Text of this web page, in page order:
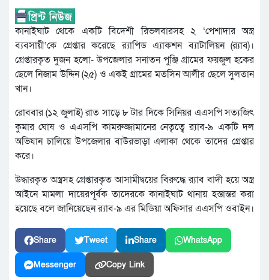
কানাইঘাট থেকে একটি বিদেশী রিভলবারসহ ২ ‘পেশাদার অস্ত্র
ব্যবসায়ী’কে গ্রেপ্তার করেছে র‌্যাপিড এ্যাকশন ব্যাটালিয়ন (র‍্যাব)।
গ্রেপ্তারকৃত দুজন হলো- উপজেলার সনাতন পুঞ্জি গ্রামের ফয়জুল হকের
ছেলে নিজাম উদ্দিন (২৫) ও একই গ্রামের মতসিন আলীর ছেলে সুলতান
খান।
রোববার (১২ জুলাই) রাত সাড়ে ৮ টার দিকে সিনিয়র এএসপি সত্যজিৎ
কুমার ঘোষ ও এএসপি কামরুজ্জামানের নেতৃত্বে র‍্যাব-৯ একটি দল
অভিযান চালিয়ে উপজেলার বাউরভাড়া এলাকা থেকে তাদের গ্রেপ্তার
করে।
উদ্ধারকৃত অস্ত্রসহ গ্রেপ্তারকৃত আসামীদ্বয়ের বিরুদ্ধে র‌্যাব বাদী হয়ে অস্ত্র
আইনে মামলা দায়েরপূর্বক তাদেরকে কানাইঘাট থানায় হস্তান্তর করা
হয়েছে বলে জানিয়েছেন র‍্যাব-৯ এর মিডিয়া অফিসার এএসপি ওবাইন।
Share Tweet Share WhatsApp
Messenger Copy Link